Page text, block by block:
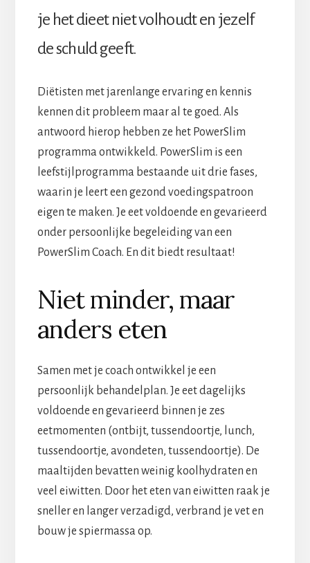
je het dieet niet volhoudt en jezelf
de schuld geeft.
Diëtisten met jarenlange ervaring en kennis
kennen dit probleem maar al te goed. Als
antwoord hierop hebben ze het PowerSlim
programma ontwikkeld. PowerSlim is een
leefstijlprogramma bestaande uit drie fases,
waarin je leert een gezond voedingspatroon
eigen te maken. Je eet voldoende en gevarieerd
onder persoonlijke begeleiding van een
PowerSlim Coach. En dit biedt resultaat!
Niet minder, maar
anders eten
Samen met je coach ontwikkel je een
persoonlijk behandelplan. Je eet dagelijks
voldoende en gevarieerd binnen je zes
eetmomenten (ontbijt, tussendoortje, lunch,
tussendoortje, avondeten, tussendoortje). De
maaltijden bevatten weinig koolhydraten en
veel eiwitten. Door het eten van eiwitten raak je
sneller en langer verzadigd, verbrand je vet en
bouw je spiermassa op.